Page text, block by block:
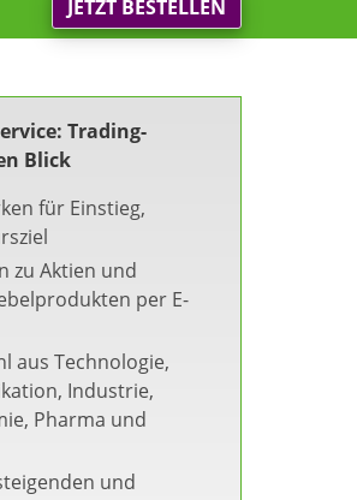
JETZT BESTELLEN
Trading-
Blick
für Einstieg,
zu Aktien und
per E-
aus Technologie,
Industrie,
Pharma und
und